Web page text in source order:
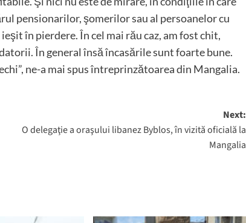
pensionarilor, şomerilor sau al persoanelor cu
în pierdere. În cel mai rău caz, am fost chit,
În general însă încasările sunt foarte bune.
ne-a mai spus întreprinzătoarea din Mangalia.
Next:
O delegaţie a oraşului libanez Byblos, în vizită oficială la
Mangalia